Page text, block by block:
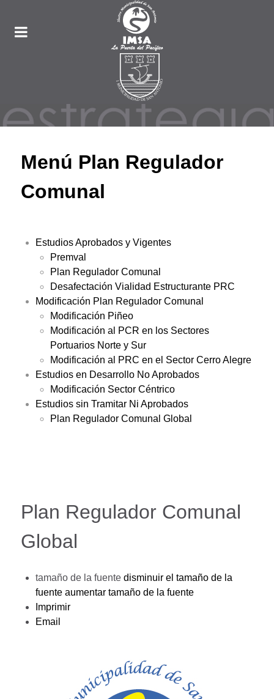
Menú Plan Regulador
Comunal
Estudios Aprobados y Vigentes
Premval
Plan Regulador Comunal
Desafectación Vialidad Estructurante PRC
Modificación Plan Regulador Comunal
Modificación Piñeo
Modificación al PCR en los Sectores
Portuarios Norte y Sur
Modificación al PRC en el Sector Cerro Alegre
Estudios en Desarrollo No Aprobados
Modificación Sector Céntrico
Estudios sin Tramitar Ni Aprobados
Plan Regulador Comunal Global
Plan Regulador Comunal
Global
tamaño de la fuente disminuir el tamaño de la
fuente aumentar tamaño de la fuente
Imprimir
Email